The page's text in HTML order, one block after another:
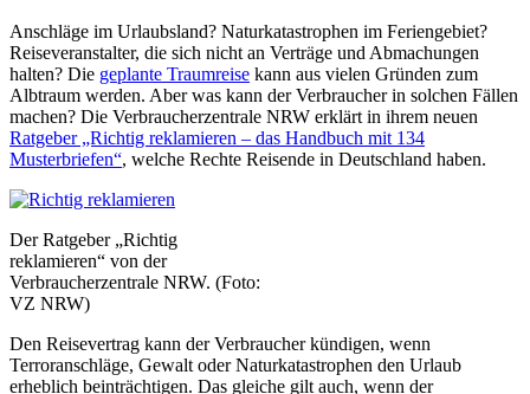
Anschläge im Urlaubsland? Naturkatastrophen im Feriengebiet?
Reiseveranstalter, die sich nicht an Verträge und Abmachungen
halten? Die geplante Traumreise kann aus vielen Gründen zum
Albtraum werden. Aber was kann der Verbraucher in solchen Fällen
machen? Die Verbraucherzentrale NRW erklärt in ihrem neuen
Ratgeber „Richtig reklamieren – das Handbuch mit 134
Musterbriefen“, welche Rechte Reisende in Deutschland haben.
Der Ratgeber „Richtig
reklamieren“ von der
Verbraucherzentrale NRW. (Foto:
VZ NRW)
Den Reisevertrag kann der Verbraucher kündigen, wenn
Terroranschläge, Gewalt oder Naturkatastrophen den Urlaub
erheblich beinträchtigen. Das gleiche gilt auch, wenn der